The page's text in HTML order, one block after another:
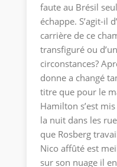
faute au Brésil
échappe. S’agit-il
carrière de ce
transfiguré ou
circonstances?
donne a changé
titre que pour le
Hamilton s’est
la nuit dans les
que Rosberg
Nico affûté est
sur son nuage il